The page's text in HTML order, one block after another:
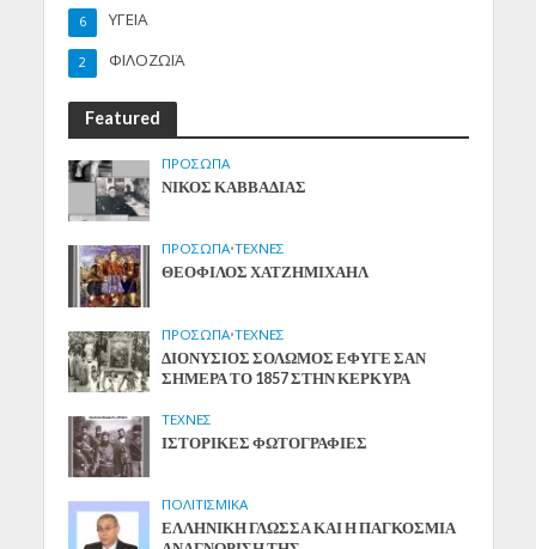
ΥΓΕΙΑ
6
ΦΙΛΟΖΩΪΑ
2
Featured
ΠΡΟΣΩΠΑ
ΝΙΚΟΣ ΚΑΒΒΑΔΙΑΣ
ΠΡΟΣΩΠΑ•ΤΕΧΝΕΣ
ΘΕΟΦΙΛΟΣ ΧΑΤΖΗΜΙΧΑΗΛ
ΠΡΟΣΩΠΑ•ΤΕΧΝΕΣ
ΔΙΟΝΥΣΙΟΣ ΣΟΛΩΜΟΣ ΕΦΥΓΕ ΣΑΝ
ΣΗΜΕΡΑ ΤΟ 1857 ΣΤΗΝ ΚΕΡΚΥΡΑ
ΤΕΧΝΕΣ
ΙΣΤΟΡΙΚΕΣ ΦΩΤΟΓΡΑΦΙΕΣ
ΠΟΛΙΤΙΣΜΙΚΑ
ΕΛΛΗΝΙΚΗ ΓΛΩΣΣΑ ΚΑΙ Η ΠΑΓΚΟΣΜΙΑ